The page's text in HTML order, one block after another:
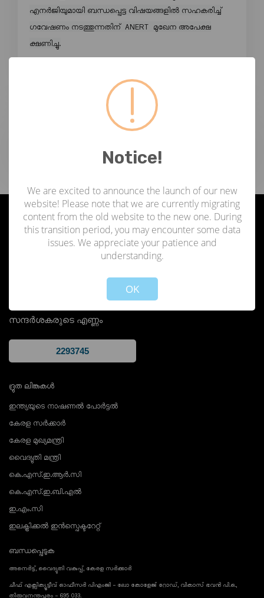
എനർജിയുമായി ബന്ധപ്പെട്ട വിഷയങ്ങളിൽ സഹകരിച്ച്
ഗവേഷണം നടത്തുന്നതിന് ANERT മുഖേന അപേക്ഷ
ക്ഷണിച്ചു.
ഞങ്ങളേക്കുറിച്ച്
ഇപ്പോൾ വൈദ്യുതി വകുപ്പിന് കീഴിൽ പ്രവർത്തിക്കുന്ന കേരള സർക്കാർ;
സന്ദർശകരുടെ എണ്ണം
ദ്രുത ലിങ്കുകൾ
ഇന്ത്യയുടെ നാഷണൽ പോർട്ടൽ
കേരള സർക്കാർ
കേരള മുഖ്യമന്ത്രി
വൈദ്യുതി മന്ത്രി
കെ.എസ്.ഇ.ആർ.സി
കെ.എസ്.ഇ.ബി.എൽ
ഇ.എം.സി
ഇലക്ട്രിക്കൽ ഇൻസ്പെക്ടറേറ്റ്
ബന്ധപ്പെടുക
അനെർട്ട്, വൈദ്യുതി വകുപ്പ്, കേരള സർക്കാർ
ചീഫ് എക്സിക്യൂട്ടീവ് ഓഫീസർ പിഎംജി - ലോ കോളേജ് റോഡ്, വികാസ് ഭവൻ പി.ഒ.,
തിരുവനന്തപുരം - 695 033.
Notice!
We are excited to announce the launch of our new
website! Please note that we are currently migrating
content from the old website to the new one. During
this transition period, you may encounter some data
issues. We appreciate your patience and
understanding.
OK